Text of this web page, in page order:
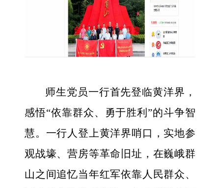
师生党员一行首先登临黄洋界，
感悟“依靠群众、勇于胜利”的斗争智
慧。一行人登上黄洋界哨口，实地参
观战壕、营房等革命旧址，在巍峨群
山之间追忆当年红军依靠人民群众、